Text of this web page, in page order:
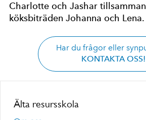
Charlotte och Jashar
köksbiträden Johanna och Lena.
Har du frågor eller
KONTAKTA OSS!
Älta resursskola